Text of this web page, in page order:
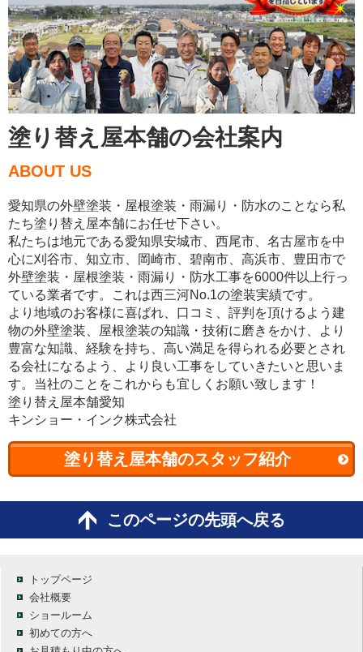
塗り替え屋本舗の会社案内
ABOUT US
愛知県の外壁塗装・屋根塗装・雨漏り・防水のことなら私
たち塗り替え屋本舗にお任せ下さい。
私たちは地元である愛知県安城市、西尾市、名古屋市を中
心に刈谷市、知立市、岡崎市、碧南市、高浜市、豊田市で
外壁塗装・屋根塗装・雨漏り・防水工事を6000件以上行っ
ている業者です。これは西三河No.1の塗装実績です。
より地域のお客様に喜ばれ、口コミ、評判を頂けるよう建
物の外壁塗装、屋根塗装の知識・技術に磨きをかけ、より
豊富な知識、経験を持ち、高い満足を得られる必要とされ
る会社になるよう、より良い工事をしていきたいと思いま
す。当社のことをこれからも宜しくお願い致します！
塗り替え屋本舗愛知
キンショー・インク株式会社
塗り替え屋本舗のスタッフ紹介
このページの先頭へ戻る
トップページ
会社概要
ショールーム
初めての方へ